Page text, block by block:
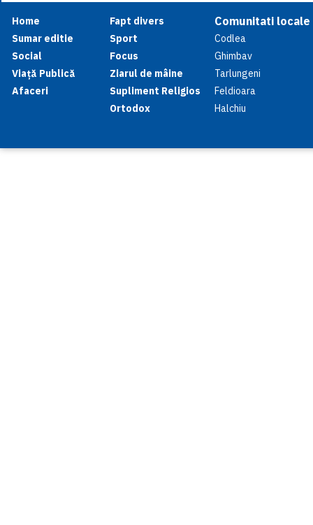
Home
Sumar editie
Social
Viață Publică
Afaceri
Fapt divers
Sport
Focus
Ziarul de mâine
Supliment Religios
Ortodox
Comunitati locale
Codlea
Ghimbav
Tarlungeni
Feldioara
Halchiu